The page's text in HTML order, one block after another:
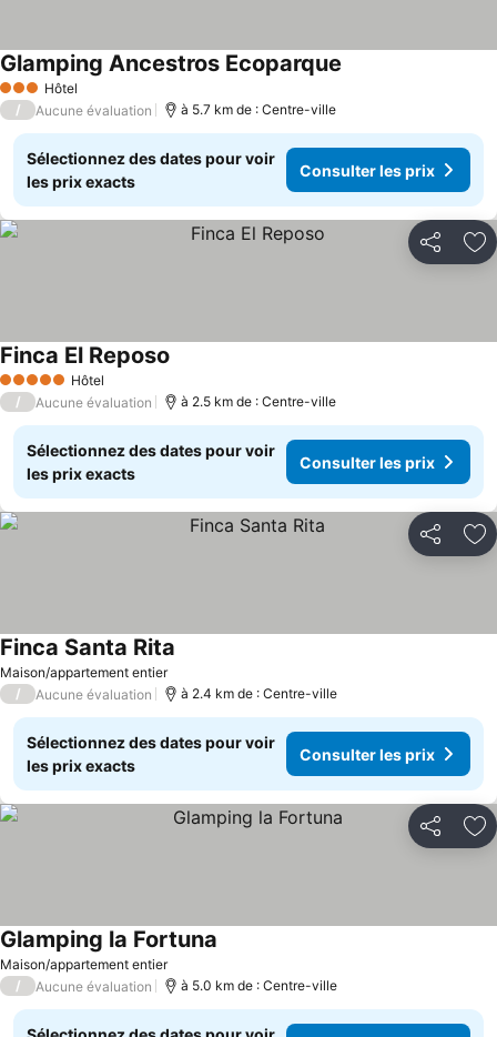
3 ÉtoilesHôtel
Glamping Ancestros Ecoparque
/ Aucune évaluation à 5.7 km de : Centre-ville
Sélectionnez des dates pour voir
les prix exacts
Consulter les prix
Partager
5 Étoiles Hôtel
Finca El Reposo
/ Aucune évaluation à 2.5 km de : Centre-ville
Sélectionnez des dates pour voir
les prix exacts
Consulter les prix
Partager
Maison/appartement entier
Finca Santa Rita
/ Aucune évaluation à 2.4 km de : Centre-ville
Sélectionnez des dates pour voir
les prix exacts
Consulter les prix
Partager
Maison/appartement entier
Glamping la Fortuna
/ Aucune évaluation à 5.0 km de : Centre-ville